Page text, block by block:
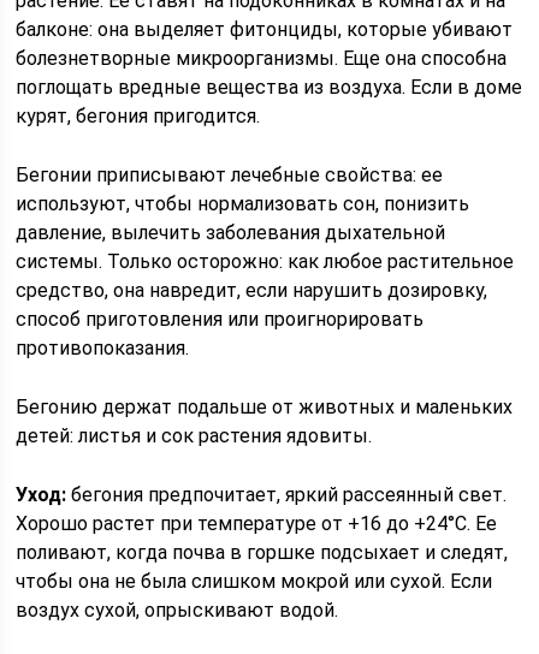
балконе: она выделяет фитонциды, которые убивают
болезнетворные микроорганизмы. Еще она способна
поглощать вредные вещества из воздуха. Если в доме
курят, бегония пригодится.
Бегонии приписывают лечебные свойства: ее
используют, чтобы нормализовать сон, понизить
давление, вылечить заболевания дыхательной
системы. Только осторожно: как любое растительное
средство, она навредит, если нарушить дозировку,
способ приготовления или проигнорировать
противопоказания.
Бегонию держат подальше от животных и маленьких
детей: листья и сок растения ядовиты.
Уход: бегония предпочитает, яркий рассеянный свет.
Хорошо растет при температуре от +16 до +24°C. Ее
поливают, когда почва в горшке подсыхает и следят,
чтобы она не была слишком мокрой или сухой. Если
воздух сухой, опрыскивают водой.